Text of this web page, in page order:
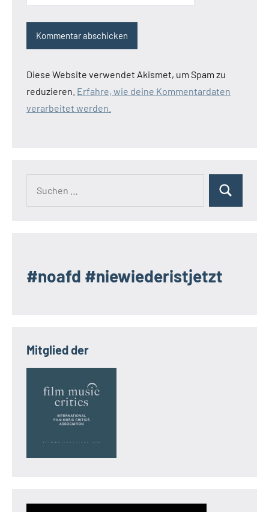
Diese Website verwendet Akismet, um Spam zu
reduzieren. Erfahre, wie deine Kommentardaten
verarbeitet werden.
Suchen
#noafd #niewiederistjetzt
Mitglied der